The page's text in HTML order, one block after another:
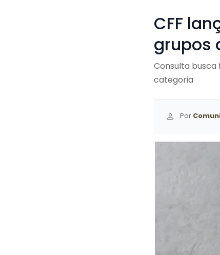
CFF
grupos
Consulta
categoria
Por